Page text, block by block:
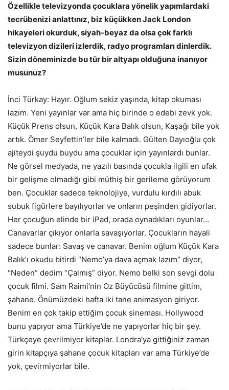
Özellikle televizyonda çocuklara yönelik yapımlardaki
tecrübenizi anlattınız, biz küçükken Jack London
hikayeleri okurduk, siyah-beyaz da olsa çok farklı
televizyon dizileri izlerdik, radyo programları dinlerdik.
Sizin döneminizde bu tür bir altyapı olduğuna inanıyor
musunuz?
İnci Türkay: Hayır. Oğlum sekiz yaşında, kitap okuması
lazım. Yeni yayınlar var ama hiç birinde o edebi zevk yok.
Küçük Prens olsun, Küçük Kara Balık olsun, Kaşağı bile yok
artık. Ömer Seyfettin’ler bile kalmadı. Gülten Dayıoğlu çok
ajiteydi şuydu buydu ama çocuklar için yayınlardı bunlar.
Ne görsel medyada, ne yazılı basında çocukla ilgili en ufak
bir gelişme olmadığı gibi müthiş bir gerileme görüyorum
ben. Çocuklar sadece teknolojiye, vurdulu kırdılı abuk
subuk figürlere bayılıyorlar ve onların peşinden gidiyorlar.
Her çocuğun elinde bir iPad, orada oynadıkları oyunlar…
Canavarlar çıkıyor onlarla savaşıyorlar. Çocukların hayali
sadece bunlar: Savaş ve canavar. Benim oğlum Küçük Kara
Balık’ı okudu bitirdi “Nemo’ya dava açmak lazım” diyor,
“Neden” dedim “Çalmış” diyor. Nemo belki son sevgi dolu
çocuk filmi. Sam Raimi’nin Oz Büyücüsü filmine gittim,
şahane. Önümüzdeki hafta iki tane animasyon giriyor.
Benim en çok takip ettiğim çocuk sineması. Hollywood
bunu yapıyor ama Türkiye’de ne yapıyorlar hiç bir şey.
Türkçeye çevrilmiyor kitaplar. Londra’ya gittiğiniz zaman
girin kitapçıya şahane çocuk kitapları var ama Türkiye’de
yok, çevirmiyorlar bile.